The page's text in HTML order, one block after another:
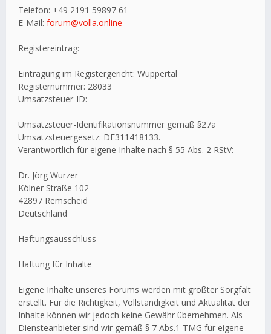
Telefon: +49 2191 59897 61
E-Mail: forum@volla.online
Registereintrag:
Eintragung im Registergericht: Wuppertal
Registernummer: 28033
Umsatzsteuer-ID:
Umsatzsteuer-Identifikationsnummer gemäß §27a
Umsatzsteuergesetz: DE311418133.
Verantwortlich für eigene Inhalte nach § 55 Abs. 2 RStV:
Dr. Jörg Wurzer
Kölner Straße 102
42897 Remscheid
Deutschland
Haftungsausschluss
Haftung für Inhalte
Eigene Inhalte unseres Forums werden mit größter Sorgfalt
erstellt. Für die Richtigkeit, Vollständigkeit und Aktualität der
Inhalte können wir jedoch keine Gewähr übernehmen. Als
Diensteanbieter sind wir gemäß § 7 Abs.1 TMG für eigene